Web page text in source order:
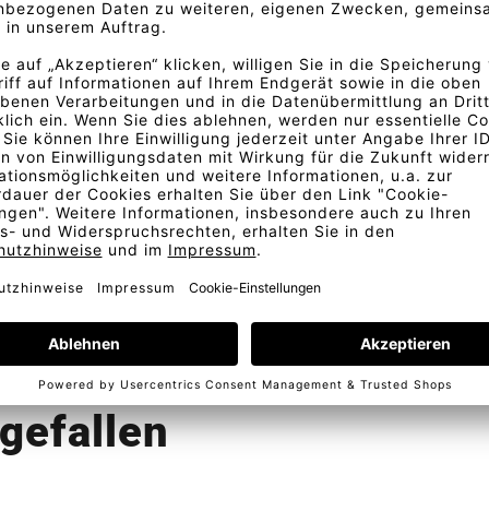
zartes, offenes Gewebe in
Tönen.
Fordern Sie am besten ein
Kostenlose Lieferung Telefonische Beratung